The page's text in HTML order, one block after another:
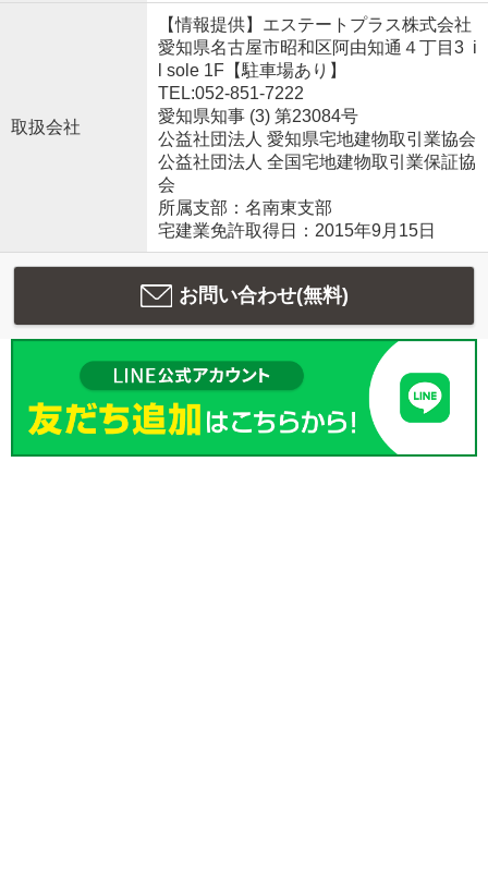
取扱会社
【情報提供】エステートプラス株式会社
愛知県名古屋市昭和区阿由知通４丁目3 i
l sole 1F【駐車場あり】
TEL:052-851-7222
愛知県知事 (3) 第23084号
公益社団法人 愛知県宅地建物取引業協会
公益社団法人 全国宅地建物取引業保証協
会
所属支部：名南東支部
宅建業免許取得日：2015年9月15日
お問い合わせ(無料)